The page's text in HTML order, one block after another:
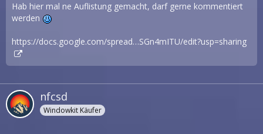
Hab hier mal ne Auflistung gemacht, darf gerne kommentiert
werden
https://docs.google.com/spread…SGn4mITU/edit?usp=sharing
nfcsd
Windowkit Käufer